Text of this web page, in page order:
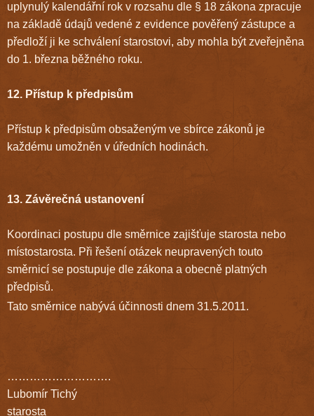
uplynulý kalendářní rok v rozsahu dle § 18 zákona zpracuje
na základě údajů vedené z evidence pověřený zástupce a
předloží ji ke schválení starostovi, aby mohla být zveřejněna
do 1. března běžného roku.
12. Přístup k předpisům
Přístup k předpisům obsaženým ve sbírce zákonů je
každému umožněn v úředních hodinách.
13. Závěrečná ustanovení
Koordinaci postupu dle směrnice zajišťuje starosta nebo
místostarosta. Při řešení otázek neupravených touto
směrnicí se postupuje dle zákona a obecně platných
předpisů.
Tato směrnice nabývá účinnosti dnem 31.5.2011.
……………………….
Lubomír Tichý
starosta